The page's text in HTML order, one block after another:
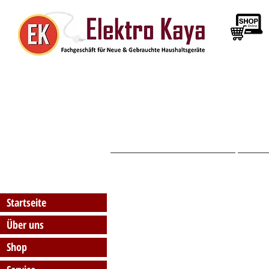
Startseite
Über uns
Shop